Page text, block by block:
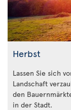
Herbst
Lassen Sie sich
Landschaft
den
in der Stadt.